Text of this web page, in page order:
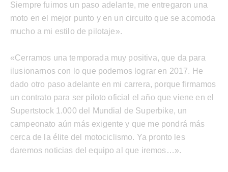
Siempre fuimos un paso adelante, me entregaron una
moto en el mejor punto y en un circuito que se acomoda
mucho a mi estilo de pilotaje».
«Cerramos una temporada muy positiva, que da para
ilusionarnos con lo que podemos lograr en 2017. He
dado otro paso adelante en mi carrera, porque firmamos
un contrato para ser piloto oficial el año que viene en el
Supertstock 1.000 del Mundial de Superbike, un
campeonato aún más exigente y que me pondrá más
cerca de la élite del motociclismo. Ya pronto les
daremos noticias del equipo al que iremos…».